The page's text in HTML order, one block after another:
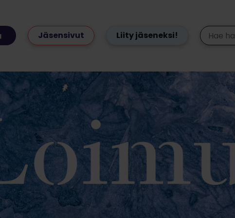
Jäsensivut Liity jäseneksi!